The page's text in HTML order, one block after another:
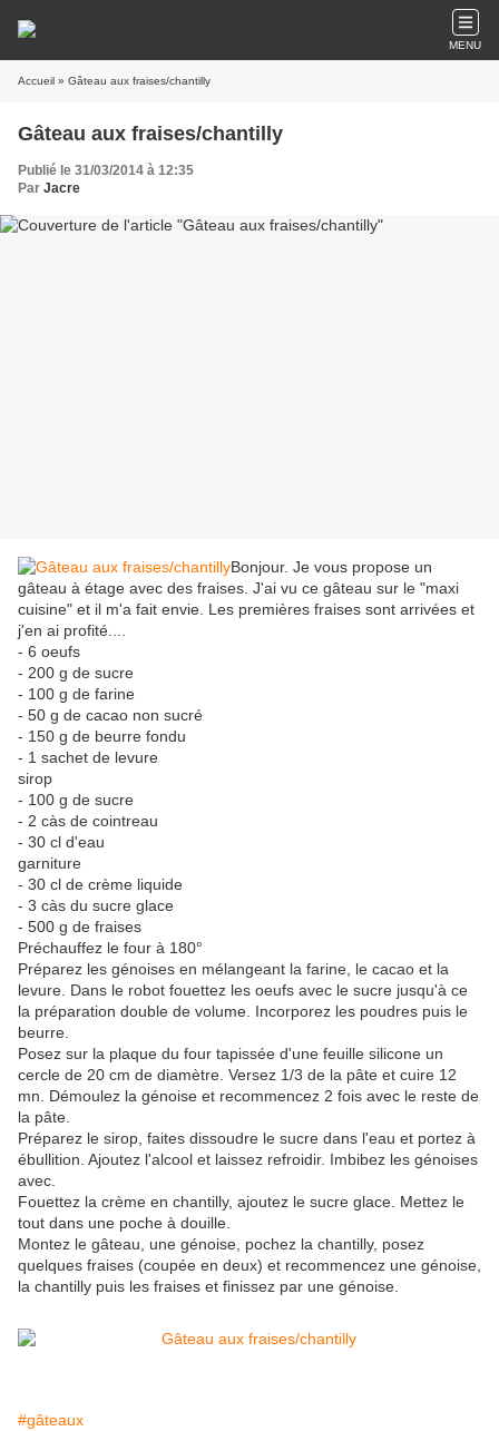
MENU
Accueil » Gâteau aux fraises/chantilly
Gâteau aux fraises/chantilly
Publié le 31/03/2014 à 12:35
Par Jacre
Bonjour. Je vous propose un
gâteau à étage avec des fraises. J'ai vu ce gâteau sur le "maxi
cuisine" et il m'a fait envie. Les premières fraises sont arrivées et
j'en ai profité....
- 6 oeufs
- 200 g de sucre
- 100 g de farine
- 50 g de cacao non sucré
- 150 g de beurre fondu
- 1 sachet de levure
sirop
- 100 g de sucre
- 2 càs de cointreau
- 30 cl d'eau
garniture
- 30 cl de crème liquide
- 3 càs du sucre glace
- 500 g de fraises
Préchauffez le four à 180°
Préparez les génoises en mélangeant la farine, le cacao et la
levure. Dans le robot fouettez les oeufs avec le sucre jusqu'à ce
la préparation double de volume. Incorporez les poudres puis le
beurre.
Posez sur la plaque du four tapissée d'une feuille silicone un
cercle de 20 cm de diamètre. Versez 1/3 de la pâte et cuire 12
mn. Démoulez la génoise et recommencez 2 fois avec le reste de
la pâte.
Préparez le sirop, faites dissoudre le sucre dans l'eau et portez à
ébullition. Ajoutez l'alcool et laissez refroidir. Imbibez les génoises
avec.
Fouettez la crème en chantilly, ajoutez le sucre glace. Mettez le
tout dans une poche à douille.
Montez le gâteau, une génoise, pochez la chantilly, posez
quelques fraises (coupée en deux) et recommencez une génoise,
la chantilly puis les fraises et finissez par une génoise.
#gâteaux